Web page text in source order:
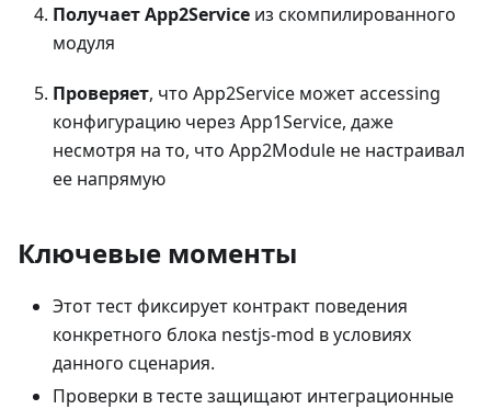
Получает App2Service из скомпилированного
модуля
Проверяет, что App2Service может accessing
конфигурацию через App1Service, даже
несмотря на то, что App2Module не настраивал
ее напрямую
Ключевые моменты
Этот тест фиксирует контракт поведения
конкретного блока nestjs-mod в условиях
данного сценария.
Проверки в тесте защищают интеграционные